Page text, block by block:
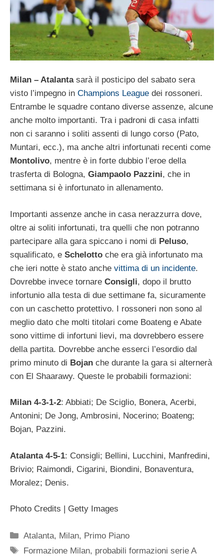
Milan – Atalantasarà il posticipo del sabato sera
visto l’impegno in Champions League dei rossoneri.
Entrambe le squadre contano diverse assenze, alcune
anche molto importanti. Tra i padroni di casa infatti
non ci saranno i soliti assenti di lungo corso (Pato,
Muntari, ecc.), ma anche altri infortunati recenti come
Montolivo, mentre è in forte dubbio l’eroe della
trasferta di Bologna, Giampaolo Pazzini, che in
settimana si è infortunato in allenamento.
Importanti assenze anche in casa nerazzurra dove,
oltre ai soliti infortunati, tra quelli che non potranno
partecipare alla gara spiccano i nomi di Peluso,
squalificato, e Schelotto che era già infortunato ma
che ieri notte è stato anche vittima di un incidente.
Dovrebbe invece tornare Consigli, dopo il brutto
infortunio alla testa di due settimane fa, sicuramente
con un caschetto protettivo. I rossoneri non sono al
meglio dato che molti titolari come Boateng e Abate
sono vittime di infortuni lievi, ma dovrebbero essere
della partita. Dovrebbe anche esserci l’esordio dal
primo minuto di Bojan che durante la gara si alternerà
con El Shaarawy. Queste le probabili formazioni:
Milan 4-3-1-2: Abbiati; De Sciglio, Bonera, Acerbi,
Antonini; De Jong, Ambrosini, Nocerino; Boateng;
Bojan, Pazzini.
Atalanta 4-5-1: Consigli; Bellini, Lucchini, Manfredini,
Brivio; Raimondi, Cigarini, Biondini, Bonaventura,
Moralez; Denis.
Photo Credits | Getty Images
Categorie
Atalanta, Milan, Primo Piano
Tag
Formazione Milan, probabili formazioni serie A